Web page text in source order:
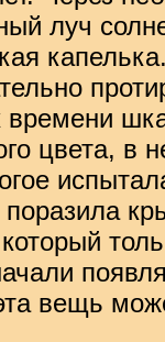
луч
цвета, в
вещь